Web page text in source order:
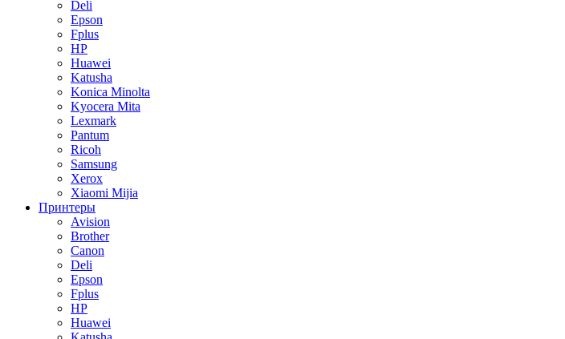
Deli
Epson
Fplus
HP
Huawei
Katusha
Konica Minolta
Kyocera Mita
Lexmark
Pantum
Ricoh
Samsung
Xerox
Xiaomi Mijia
Принтеры
Avision
Brother
Canon
Deli
Epson
Fplus
HP
Huawei